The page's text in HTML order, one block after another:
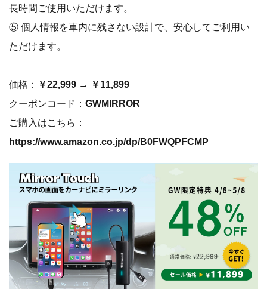
長時間ご使用いただけます。
⑤ 個人情報を車内に残さない設計で、安心してご利用い
ただけます。
価格： ￥22,999 → ￥11,899
クーポンコード： GWMIRROR
ご購入はこちら：
https://www.amazon.co.jp/dp/B0FWQPFCMP